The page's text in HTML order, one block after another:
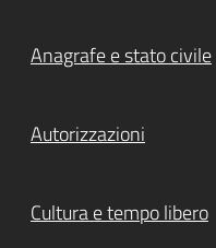
Anagrafe e stato civile
Autorizzazioni
Cultura e tempo libero